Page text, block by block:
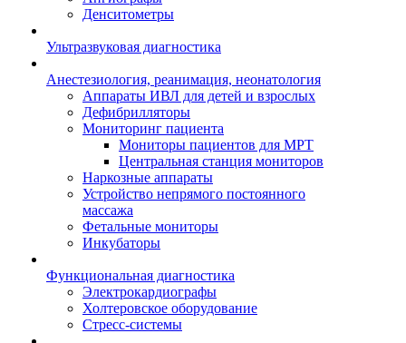
Денситометры
Ультразвуковая диагностика
Анестезиология, реанимация, неонатология
Аппараты ИВЛ для детей и взрослых
Дефибрилляторы
Мониторинг пациента
Мониторы пациентов для МРТ
Центральная станция мониторов
Наркозные аппараты
Устройство непрямого постоянного
массажа
Фетальные мониторы
Инкубаторы
Функциональная диагностика
Электрокардиографы
Холтеровское оборудование
Стресс-системы